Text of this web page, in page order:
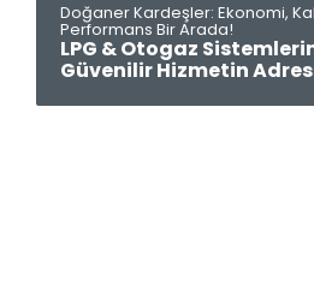
Tüm hakkı saklıdır. Sitemizde
Otel Selçuk’a ait olup izinsiz kullanımı
Doğaner Kardeşler: Ekonomi,
Performans Bir Arada!
LPG & Otogaz
Güvenilir Hizmetin